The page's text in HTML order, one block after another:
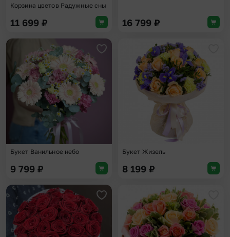
Корзина цветов Радужные сны
11 699 ₽ 16 799 ₽
Добавить в избранное
Букет Ванильное небо
9 799 ₽
Букет Жизель
8 199 ₽
Добавить в избранное